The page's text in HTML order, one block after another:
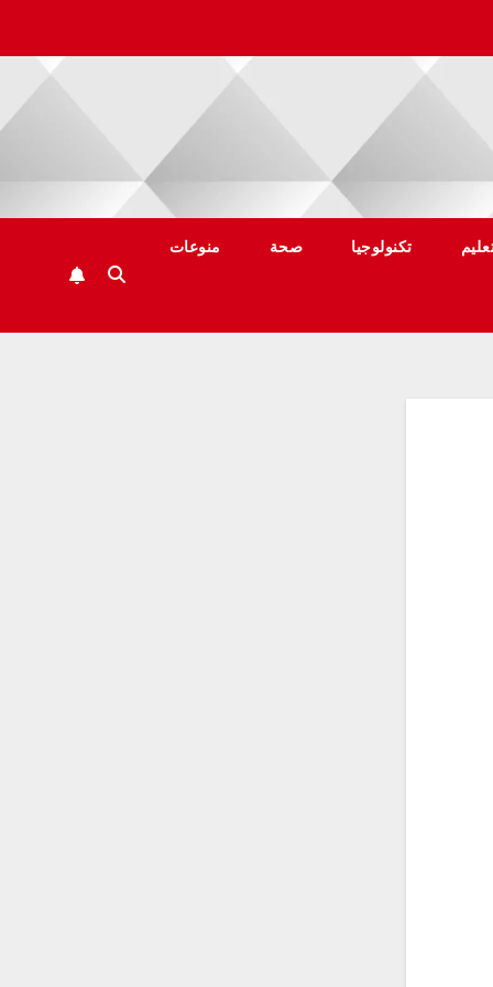
تكنولوجيا صحة منوعات